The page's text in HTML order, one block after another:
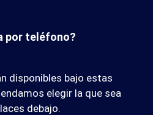
por teléfono?
disponibles bajo estas
elegir la que sea
debajo.